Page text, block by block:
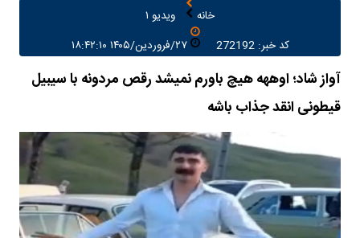
خانه
ویدیو ۱
کد خبر: 272192
۲۷/فروردین/۱۴۰۵ ۱۸:۴۲:۱۰
آواز شاد؛ اوههه هیچ باورم نمیشد رقص مردونه با سیبیل
قیطونی انقد جذاب باشه